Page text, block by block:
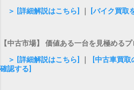
＞ [詳細解説はこちら]
[バイク買取
【中古市場】 価値ある一台を見極める
＞ [詳細解説はこちら]
[中古車買取
確認する]